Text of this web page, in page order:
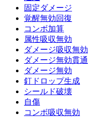
固定ダメージ
覚醒無効回復
コンボ加算
属性吸収無効
ダメージ吸収無効
ダメージ無効貫通
ダメージ無効
釘ドロップ生成
シールド破壊
自傷
コンボ吸収無効